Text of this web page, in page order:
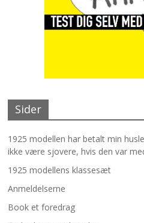
Sider
1925 modellen har betalt min
ikke være sjovere, hvis den var
1925 modellens klassesæt
Anmeldelserne
Book et foredrag